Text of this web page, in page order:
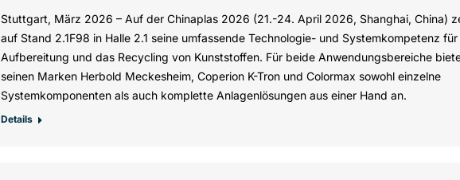
Stuttgart, März 2026 – Auf der Chinaplas 2026 (21.-24. April 2026, Shanghai, China)
auf Stand 2.1F98 in Halle 2.1 seine umfassende Technologie- und Systemkompetenz
Aufbereitung und das Recycling von Kunststoffen. Für beide Anwendungsbereiche
seinen Marken Herbold Meckesheim, Coperion K-Tron und Colormax sowohl einzelne
Systemkomponenten als auch komplette Anlagenlösungen aus einer Hand an.
Details